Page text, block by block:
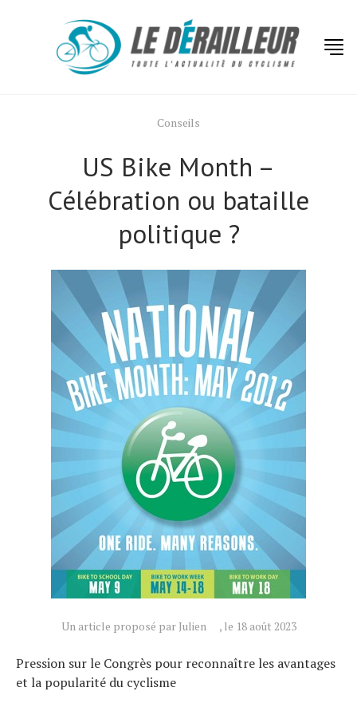
Conseils
US Bike Month –
Célébration ou bataille
politique ?
Un article proposé par Julien , le 18 août 2023
Pression sur le Congrès pour reconnaître les avantages
et la popularité du cyclisme
Actualités
Technologies
Tests de produits
Tous nos articles
À propos